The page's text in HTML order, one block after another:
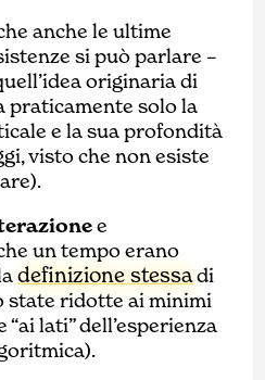
anche le ultime
si può parlare –
originaria di
praticamente solo la
e la sua profondità
visto che non esiste
e
un tempo erano
definizione stessadi
state ridotte ai minimi
lati” dell’esperienza